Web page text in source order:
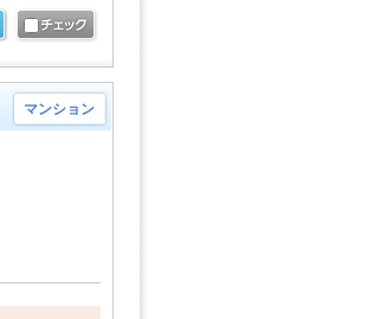
マンション